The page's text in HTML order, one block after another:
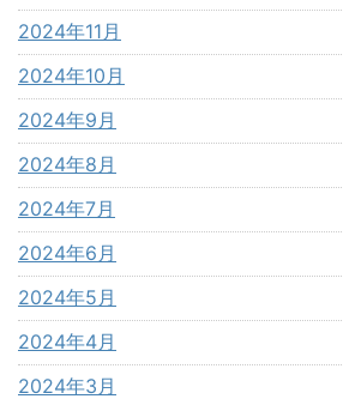
2024年11月
2024年10月
2024年9月
2024年8月
2024年7月
2024年6月
2024年5月
2024年4月
2024年3月